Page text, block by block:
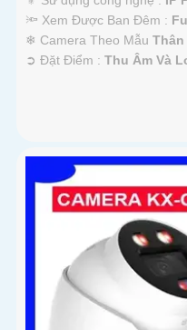
🔦 Xem Được Ban Đêm :
❄ Camera Theo Mẫu Thân
️➲ Đặt Điểm : Thu Âm Và